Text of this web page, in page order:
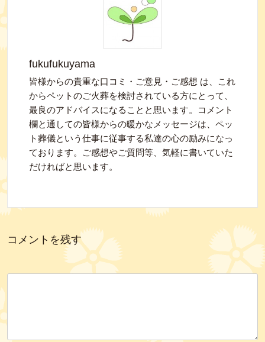
fukufukuyama
皆様からの貴重な口コミ・ご意見・ご感想 は、これ
からペットのご火葬を検討されている方にとって、
最良のアドバイスになることと思います。コメント
欄と通しての皆様からの暖かなメッセージは、ペッ
ト葬儀という仕事に従事する私達の心の励みになっ
ております。ご感想やご質問等、気軽に書いていた
だければと思います。
コメントを残す